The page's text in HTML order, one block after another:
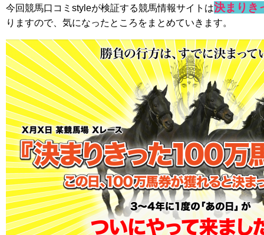
今回競馬口コミstyleが検証する競馬情報サイトは決まりき
りますので、気になったところをまとめていきます。